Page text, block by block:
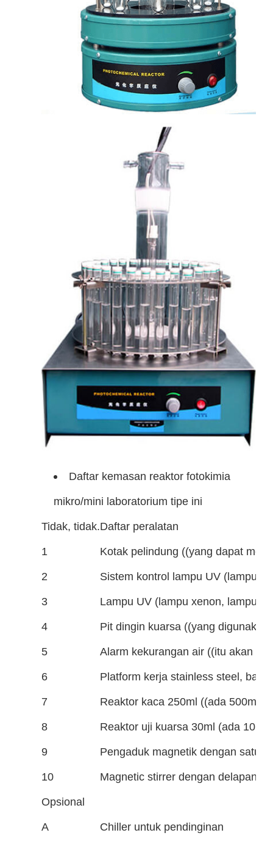
Daftar kemasan reaktor fotokimia
mikro/mini laboratorium tipe ini
Tidak, tidak.Daftar peralatan
1
Kotak pelindung ((yang dapat
2
Sistem kontrol lampu UV (lampu
3
Lampu UV (lampu xenon, lampu
4
Pit dingin kuarsa ((yang
5
Alarm kekurangan air ((itu akan
6
Platform kerja stainless steel,
7
Reaktor kaca 250ml ((ada
8
Reaktor uji kuarsa 30ml (ada
9
Pengaduk magnetik dengan satu
10
Magnetic stirrer dengan delapan
Opsional
A
Chiller untuk pendinginan